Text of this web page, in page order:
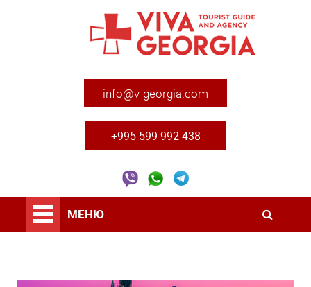
info@v-georgia.com
+995 599 992 438
МЕНЮ